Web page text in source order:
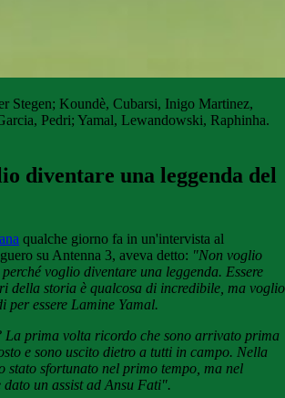
Stegen; Koundè, Cubarsi, Inigo Martinez,
Pedri; Yamal, Lewandowski, Raphinha.
diventare una leggenda del
qualche giorno fa in un'intervista al
su Antenna 3, aveva detto: "Non voglio
perché voglio diventare una leggenda. Essere
della storia è qualcosa di incredibile, ma voglio
per essere Lamine Yamal.
La prima volta ricordo che sono arrivato prima
e sono uscito dietro a tutti in campo. Nella
stato sfortunato nel primo tempo, ma nel
dato un assist ad Ansu Fati".